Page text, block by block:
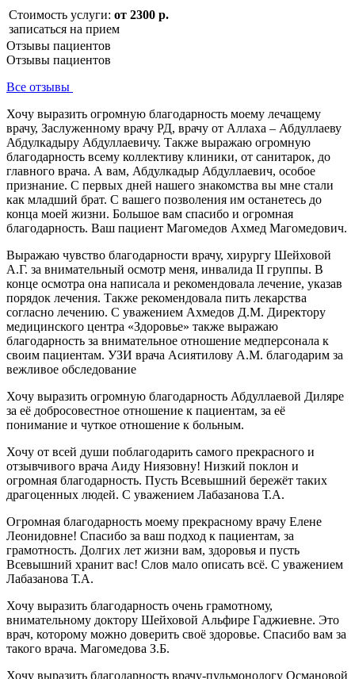
Стоимость услуги: от 2300 р.
записаться на прием
Отзывы пациентов
Отзывы пациентов
Все отзывы
Хочу выразить огромную благодарность моему лечащему
врачу, Заслуженному врачу РД, врачу от Аллаха – Абдуллаеву
Абдулкадыру Абдуллаевичу. Также выражаю огромную
благодарность всему коллективу клиники, от санитарок, до
главного врача. А вам, Абдулкадыр Абдуллаевич, особое
признание. С первых дней нашего знакомства вы мне стали
как младший брат. С вашего позволения им останетесь до
конца моей жизни. Большое вам спасибо и огромная
благодарность. Ваш пациент Магомедов Ахмед Магомедович.
Выражаю чувство благодарности врачу, хирургу Шейховой
А.Г. за внимательный осмотр меня, инвалида II группы. В
конце осмотра она написала и рекомендовала лечение, указав
порядок лечения. Также рекомендовала пить лекарства
согласно лечению. С уважением Ахмедов Д.М. Директору
медицинского центра «Здоровье» также выражаю
благодарность за внимательное отношение медперсонала к
своим пациентам. УЗИ врача Асиятилову А.М. благодарим за
вежливое обследование
Хочу выразить огромную благодарность Абдуллаевой Диляре
за её добросовестное отношение к пациентам, за её
понимание и чуткое отношение к больным.
Хочу от всей души поблагодарить самого прекрасного и
отзывчивого врача Аиду Ниязовну! Низкий поклон и
огромная благодарность. Пусть Всевышний бережёт таких
драгоценных людей. С уважением Лабазанова Т.А.
Огромная благодарность моему прекрасному врачу Елене
Леонидовне! Спасибо за ваш подход к пациентам, за
грамотность. Долгих лет жизни вам, здоровья и пусть
Всевышний хранит вас! Слов мало описать всё. С уважением
Лабазанова Т.А.
Хочу выразить благодарность очень грамотному,
внимательному доктору Шейховой Альфире Гаджиевне. Это
врач, которому можно доверить своё здоровье. Спасибо вам за
такого врача. Магомедова З.Б.
Хочу выразить благодарность врачу-пульмонологу Османовой